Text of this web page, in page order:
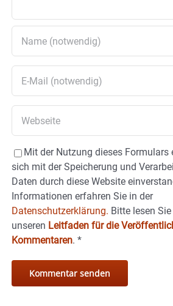
Mit der Nutzung dieses Formulars
sich mit der Speicherung und
Daten durch diese Website
Informationen erfahren Sie in der
Datenschutzerklärung. Bitte lesen
unseren Leitfaden für die
Kommentaren. *